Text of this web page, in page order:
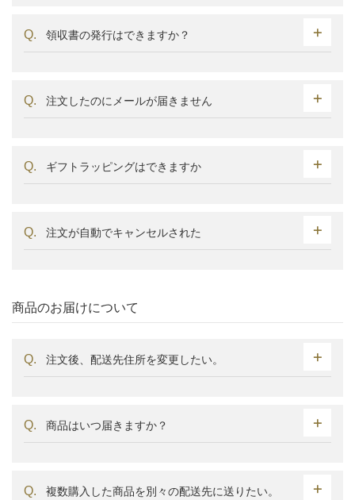
領収書の発行はできますか？
注文したのにメールが届きません
ギフトラッピングはできますか
注文が自動でキャンセルされた
商品のお届けについて
注文後、配送先住所を変更したい。
商品はいつ届きますか？
複数購入した商品を別々の配送先に送りたい。